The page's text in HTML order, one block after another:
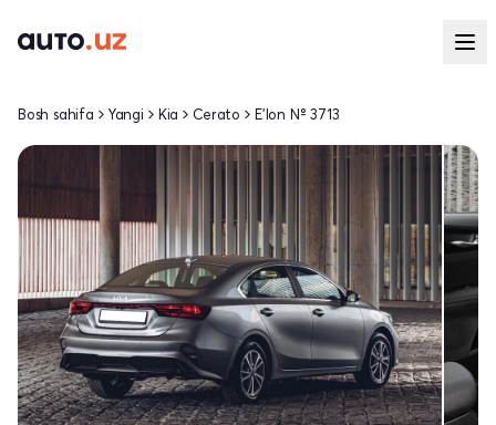
Bosh sahifa Yangi Kia Cerato E'lon № 3713